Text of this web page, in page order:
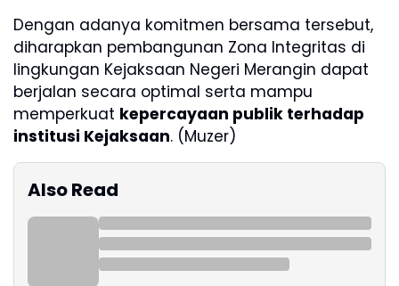
Dengan adanya komitmen bersama tersebut,
diharapkan pembangunan Zona Integritas di
lingkungan Kejaksaan Negeri Merangin dapat
berjalan secara optimal serta mampu
memperkuat kepercayaan publik terhadap
institusi Kejaksaan. (Muzer)
Also Read